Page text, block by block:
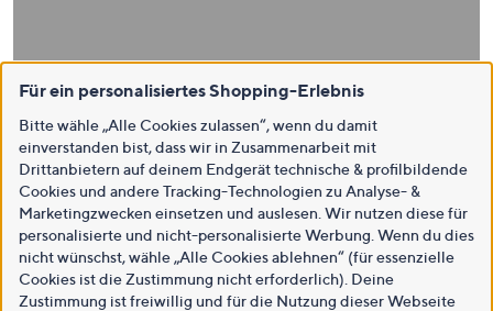
Für ein personalisiertes Shopping-Erlebnis
Bitte wähle „Alle Cookies zulassen“, wenn du damit
einverstanden bist, dass wir in Zusammenarbeit mit
Drittanbietern auf deinem Endgerät technische & profilbildende
Cookies und andere Tracking-Technologien zu Analyse- &
Marketingzwecken einsetzen und auslesen. Wir nutzen diese für
personalisierte und nicht-personalisierte Werbung. Wenn du dies
nicht wünschst, wähle „Alle Cookies ablehnen“ (für essenzielle
Cookies ist die Zustimmung nicht erforderlich). Deine
Zustimmung ist freiwillig und für die Nutzung dieser Webseite